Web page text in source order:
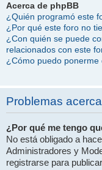
Acerca de phpBB
¿Quién programó este
¿Por qué este foro no
¿Con quién se puede
relacionados con este
¿Cómo puedo
Problemas
¿Por qué me tengo
No está obligado a
Administradores y
registrarse para